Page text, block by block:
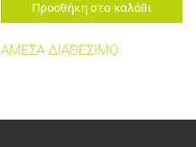
Προσθήκη στο καλάθι
ΑΜΕΣΑ ΔΙΑΘΕΣΙΜΟ